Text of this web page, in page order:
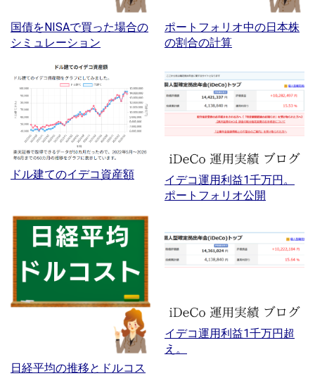
国債をNISAで買った場合の
シミュレーション
ポートフォリオ中の日本株
の割合の計算
ドル建てのイデコ資産額
イデコ運用利益1千万円。
ポートフォリオ公開
日経平均の推移とドルコス
イデコ運用利益1千万円超
え。